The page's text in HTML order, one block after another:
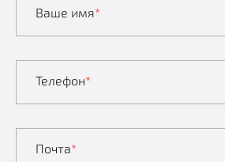
Ваше имя*
Телефон*
Почта*